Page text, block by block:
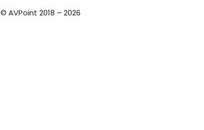
© AVPoint 2018 – 2026